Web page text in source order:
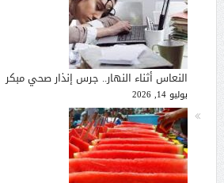
النعاس أثناء النهار.. جرس إنذار صحي مبكر
يوليو 14, 2026